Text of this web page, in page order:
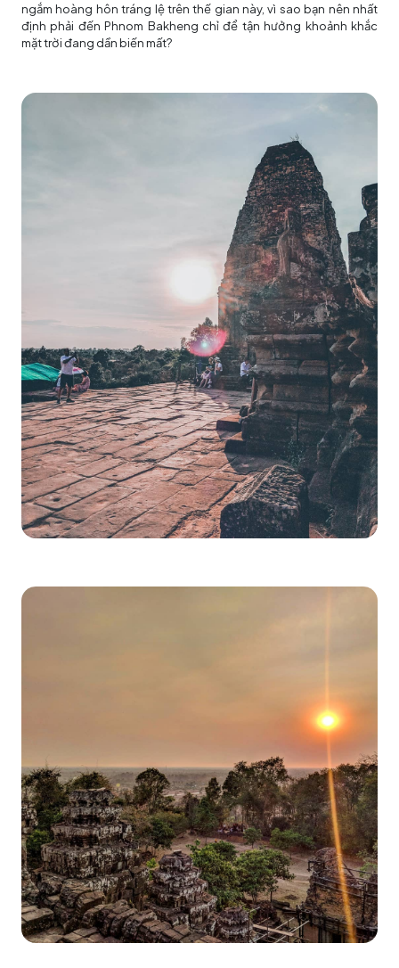
ngắm hoàng hôn tráng lệ trên thế gian này, vì sao bạn nên nhất
định phải đến Phnom Bakheng chỉ để tận hưởng khoảnh khắc
mặt trời đang dần biến mất?